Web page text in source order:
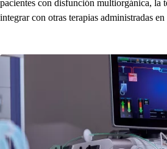
pacientes con disfunción multiorgánica, la
integrar con otras terapias administradas